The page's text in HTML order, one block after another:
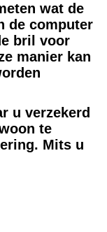
wat de
de computer
bril voor
manier kan
u verzekerd
te
Mits u